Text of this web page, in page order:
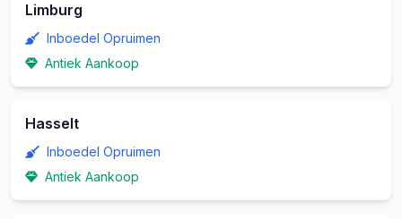
Limburg
Inboedel Opruimen
Antiek Aankoop
Hasselt
Inboedel Opruimen
Antiek Aankoop